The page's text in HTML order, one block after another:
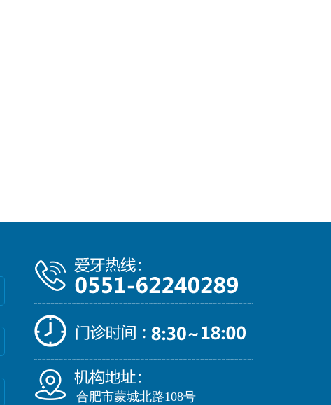
合肥市蒙城北路108号